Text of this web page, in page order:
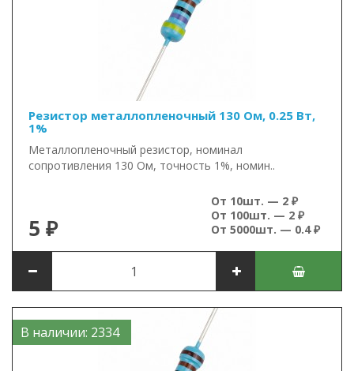
Резистор металлопленочный 130 Ом, 0.25 Вт,
1%
Металлопленочный резистор, номинал
сопротивления 130 Ом, точность 1%, номин..
5 ₽
От 10шт. — 2 ₽
От 100шт. — 2 ₽
От 5000шт. — 0.4 ₽
В наличии: 2334